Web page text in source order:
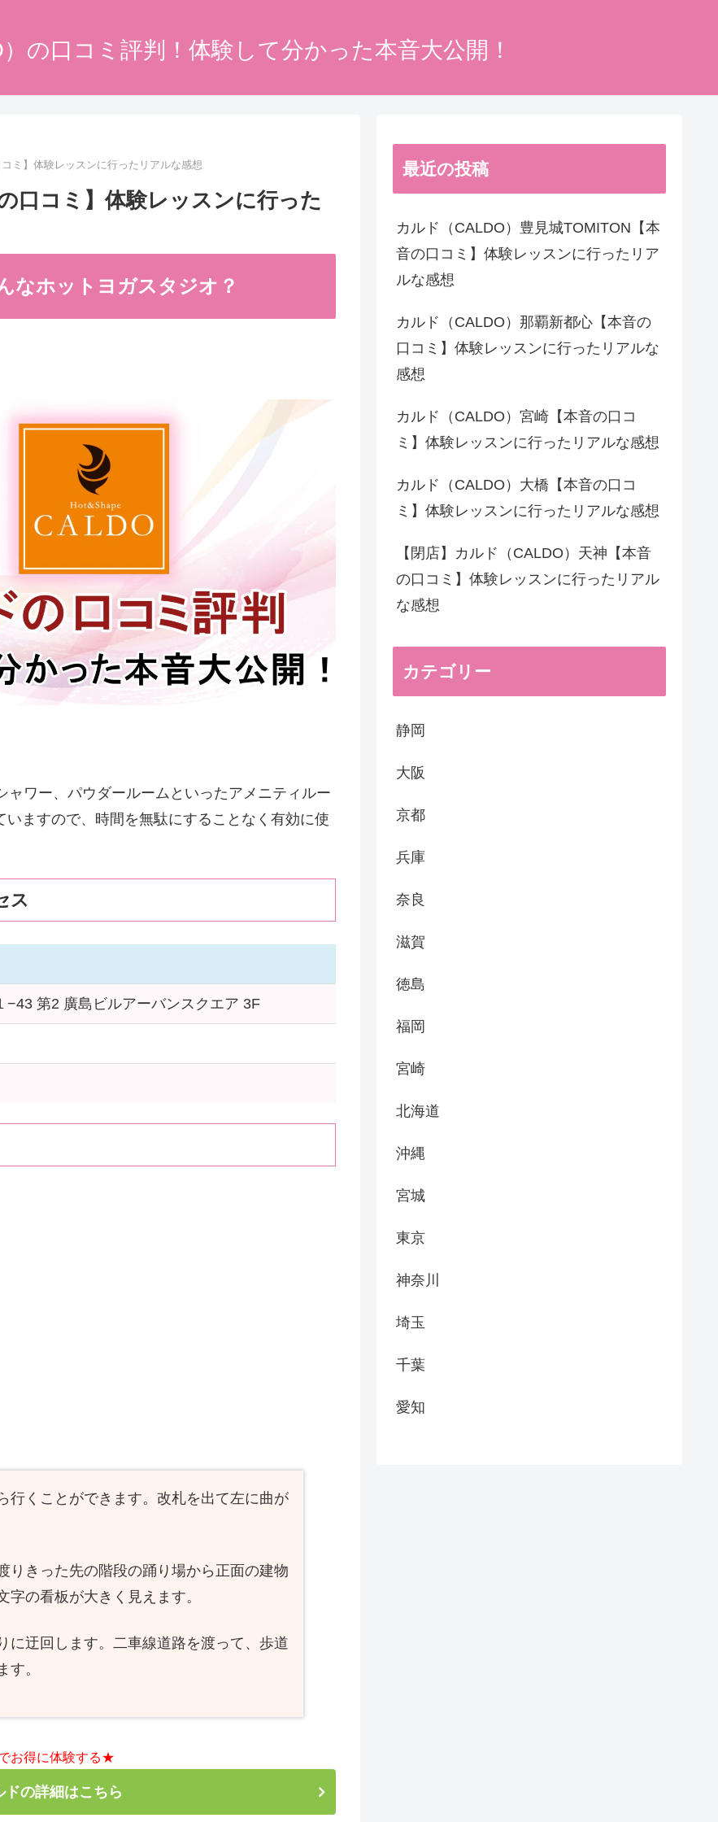
の口コミ評判！体験して分かった本音大公開！
ミ】体験レッスンに行ったリアルな感想
口コミ】体験レッスンに行った
なホットヨガスタジオ？
ワー、パウダールームといったアメニティルー
ますので、時間を無駄にすることなく有効に使
ス
第2 廣島ビルアーバンスクエア 3F
行くことができます。改札を出て左に曲が
りきった先の階段の踊り場から正面の建物
の看板が大きく見えます。
に迂回します。二車線道路を渡って、歩道
す。
お得に体験する★
の詳細はこちら
最近の投稿
カルド（CALDO）豊見城TOMITON【本
音の口コミ】体験レッスンに行ったリア
ルな感想
カルド（CALDO）那覇新都心【本音の
口コミ】体験レッスンに行ったリアルな
感想
カルド（CALDO）宮崎【本音の口コ
ミ】体験レッスンに行ったリアルな感想
カルド（CALDO）大橋【本音の口コ
ミ】体験レッスンに行ったリアルな感想
【閉店】カルド（CALDO）天神【本音
の口コミ】体験レッスンに行ったリアル
な感想
カテゴリー
静岡
大阪
京都
兵庫
奈良
滋賀
徳島
福岡
宮崎
北海道
沖縄
宮城
東京
神奈川
埼玉
千葉
愛知